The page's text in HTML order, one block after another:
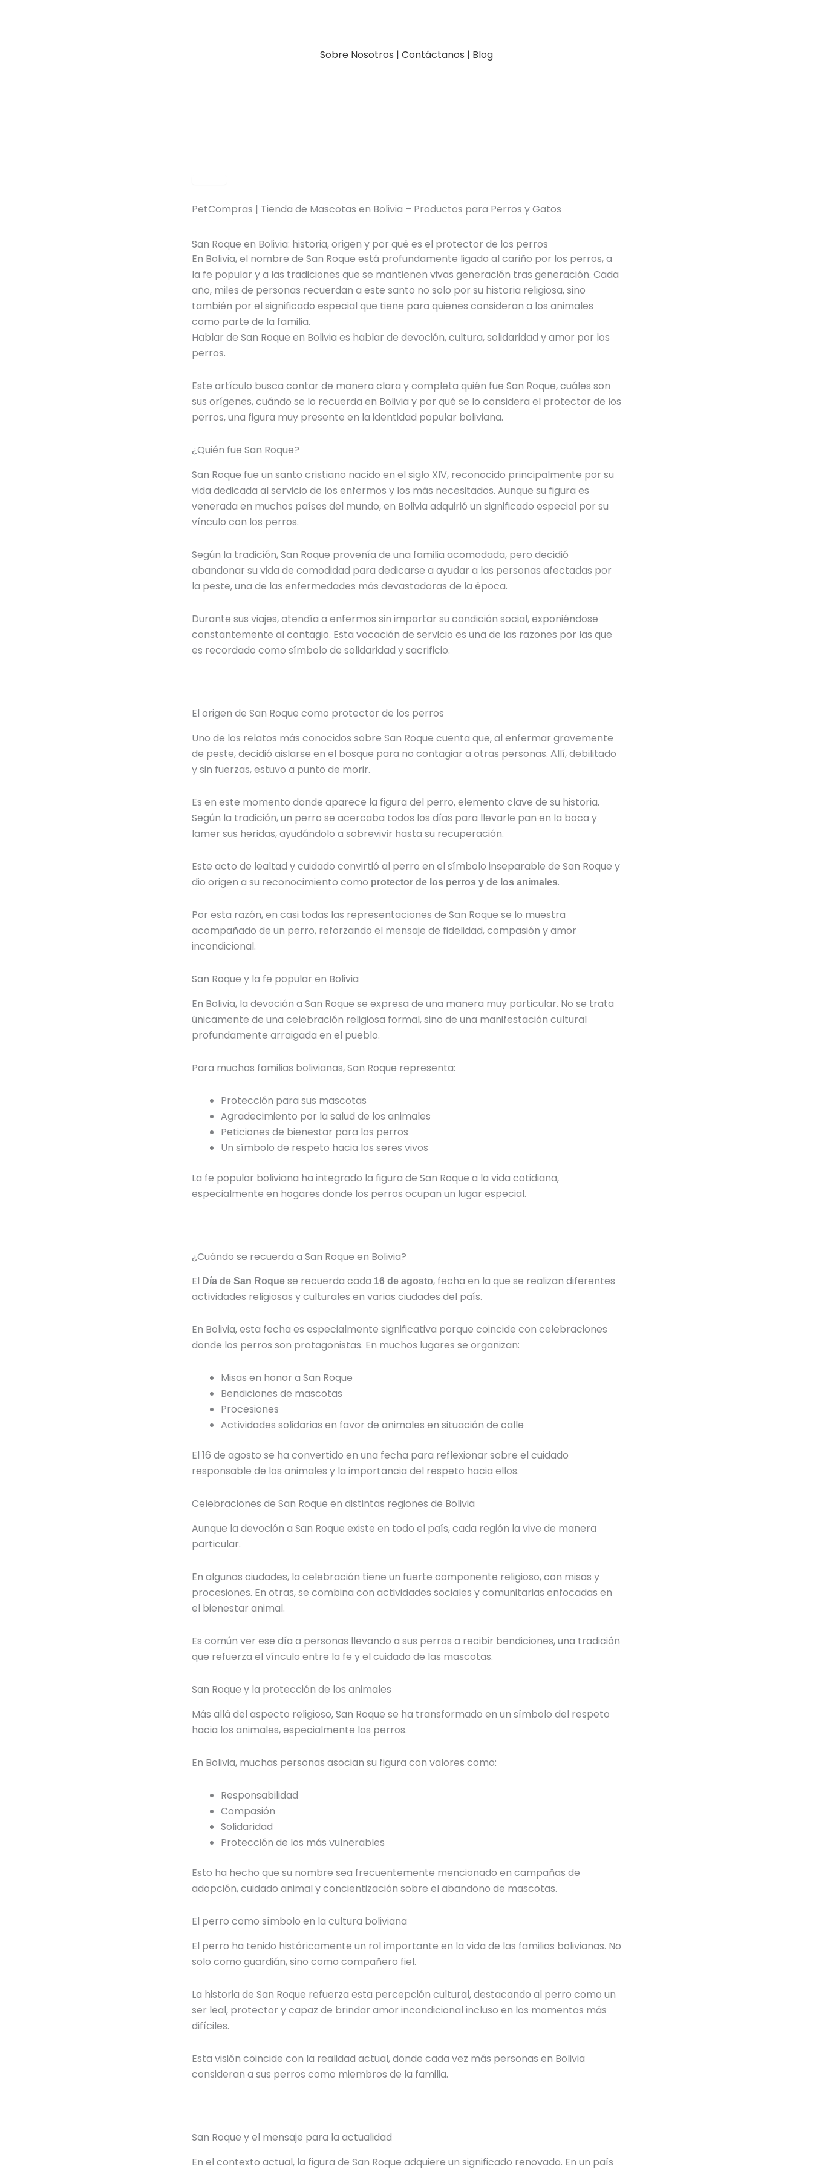
Sobre Nosotros | Contáctanos | Blog
PetCompras | Tienda de Mascotas en Bolivia – Productos para Perros y Gatos
San Roque en Bolivia: historia, origen y por qué es el protector de los perros
En Bolivia, el nombre de San Roque está profundamente ligado al cariño por los perros, a
la fe popular y a las tradiciones que se mantienen vivas generación tras generación. Cada
año, miles de personas recuerdan a este santo no solo por su historia religiosa, sino
también por el significado especial que tiene para quienes consideran a los animales
como parte de la familia.
Hablar de San Roque en Bolivia es hablar de devoción, cultura, solidaridad y amor por los
perros.
Este artículo busca contar de manera clara y completa quién fue San Roque, cuáles son
sus orígenes, cuándo se lo recuerda en Bolivia y por qué se lo considera el protector de los
perros, una figura muy presente en la identidad popular boliviana.
¿Quién fue San Roque?
San Roque fue un santo cristiano nacido en el siglo XIV, reconocido principalmente por su
vida dedicada al servicio de los enfermos y los más necesitados. Aunque su figura es
venerada en muchos países del mundo, en Bolivia adquirió un significado especial por su
vínculo con los perros.
Según la tradición, San Roque provenía de una familia acomodada, pero decidió
abandonar su vida de comodidad para dedicarse a ayudar a las personas afectadas por
la peste, una de las enfermedades más devastadoras de la época.
Durante sus viajes, atendía a enfermos sin importar su condición social, exponiéndose
constantemente al contagio. Esta vocación de servicio es una de las razones por las que
es recordado como símbolo de solidaridad y sacrificio.
El origen de San Roque como protector de los perros
Uno de los relatos más conocidos sobre San Roque cuenta que, al enfermar gravemente
de peste, decidió aislarse en el bosque para no contagiar a otras personas. Allí, debilitado
y sin fuerzas, estuvo a punto de morir.
Es en este momento donde aparece la figura del perro, elemento clave de su historia.
Según la tradición, un perro se acercaba todos los días para llevarle pan en la boca y
lamer sus heridas, ayudándolo a sobrevivir hasta su recuperación.
Este acto de lealtad y cuidado convirtió al perro en el símbolo inseparable de San Roque y
dio origen a su reconocimiento como protector de los perros y de los animales.
Por esta razón, en casi todas las representaciones de San Roque se lo muestra
acompañado de un perro, reforzando el mensaje de fidelidad, compasión y amor
incondicional.
San Roque y la fe popular en Bolivia
En Bolivia, la devoción a San Roque se expresa de una manera muy particular. No se trata
únicamente de una celebración religiosa formal, sino de una manifestación cultural
profundamente arraigada en el pueblo.
Para muchas familias bolivianas, San Roque representa:
Protección para sus mascotas
Agradecimiento por la salud de los animales
Peticiones de bienestar para los perros
Un símbolo de respeto hacia los seres vivos
La fe popular boliviana ha integrado la figura de San Roque a la vida cotidiana,
especialmente en hogares donde los perros ocupan un lugar especial.
¿Cuándo se recuerda a San Roque en Bolivia?
El Día de San Roque se recuerda cada 16 de agosto, fecha en la que se realizan diferentes
actividades religiosas y culturales en varias ciudades del país.
En Bolivia, esta fecha es especialmente significativa porque coincide con celebraciones
donde los perros son protagonistas. En muchos lugares se organizan:
Misas en honor a San Roque
Bendiciones de mascotas
Procesiones
Actividades solidarias en favor de animales en situación de calle
El 16 de agosto se ha convertido en una fecha para reflexionar sobre el cuidado
responsable de los animales y la importancia del respeto hacia ellos.
Celebraciones de San Roque en distintas regiones de Bolivia
Aunque la devoción a San Roque existe en todo el país, cada región la vive de manera
particular.
En algunas ciudades, la celebración tiene un fuerte componente religioso, con misas y
procesiones. En otras, se combina con actividades sociales y comunitarias enfocadas en
el bienestar animal.
Es común ver ese día a personas llevando a sus perros a recibir bendiciones, una tradición
que refuerza el vínculo entre la fe y el cuidado de las mascotas.
San Roque y la protección de los animales
Más allá del aspecto religioso, San Roque se ha transformado en un símbolo del respeto
hacia los animales, especialmente los perros.
En Bolivia, muchas personas asocian su figura con valores como:
Responsabilidad
Compasión
Solidaridad
Protección de los más vulnerables
Esto ha hecho que su nombre sea frecuentemente mencionado en campañas de
adopción, cuidado animal y concientización sobre el abandono de mascotas.
El perro como símbolo en la cultura boliviana
El perro ha tenido históricamente un rol importante en la vida de las familias bolivianas. No
solo como guardián, sino como compañero fiel.
La historia de San Roque refuerza esta percepción cultural, destacando al perro como un
ser leal, protector y capaz de brindar amor incondicional incluso en los momentos más
difíciles.
Esta visión coincide con la realidad actual, donde cada vez más personas en Bolivia
consideran a sus perros como miembros de la familia.
San Roque y el mensaje para la actualidad
En el contexto actual, la figura de San Roque adquiere un significado renovado. En un país